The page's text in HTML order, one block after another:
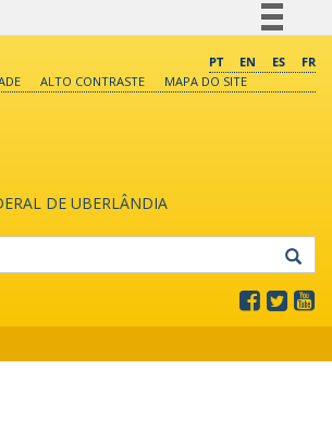
Comunica BR
PT EN ES
FR
ALTO CONTRASTE MAPA DO SITE
DE UBERLÂNDIA